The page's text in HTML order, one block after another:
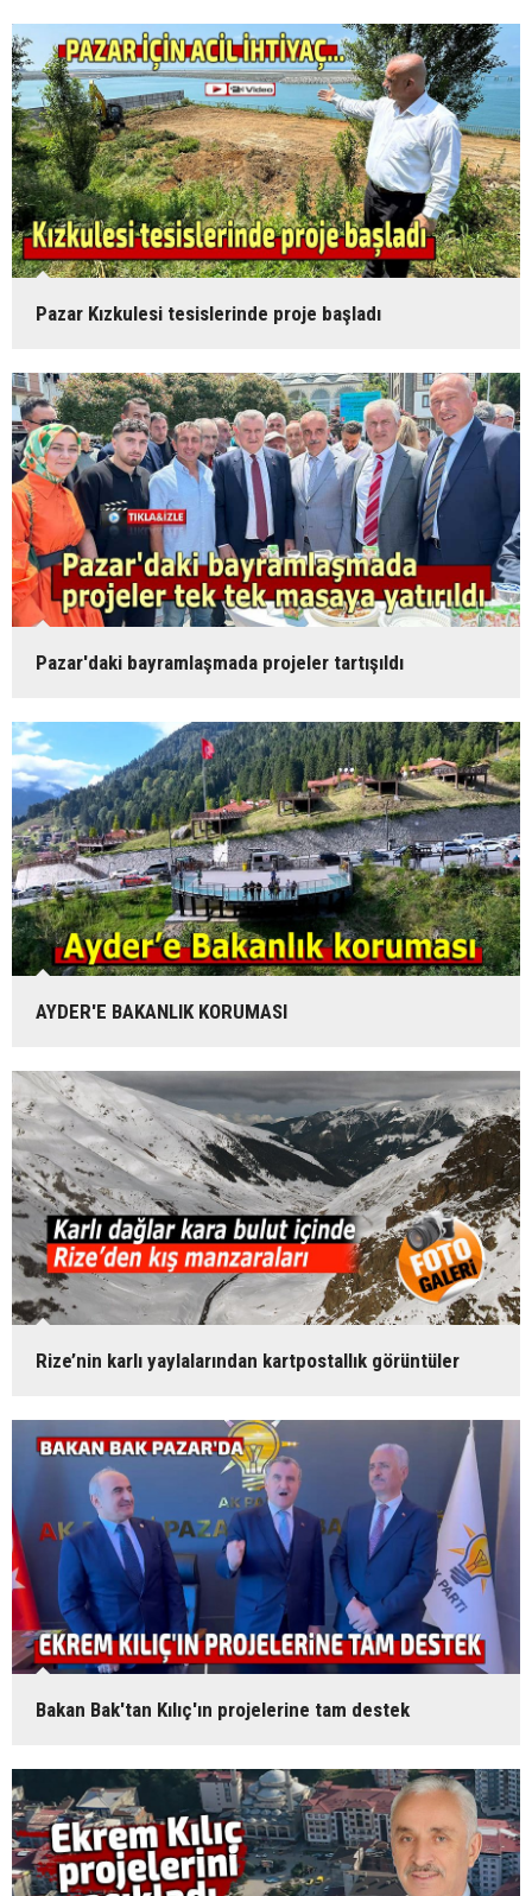
Pazar Kızkulesi tesislerinde proje başladı
Pazar'daki bayramlaşmada projeler tartışıldı
AYDER'E BAKANLIK KORUMASI
Rize’nin karlı yaylalarından kartpostallık görüntüler
Bakan Bak'tan Kılıç'ın projelerine tam destek